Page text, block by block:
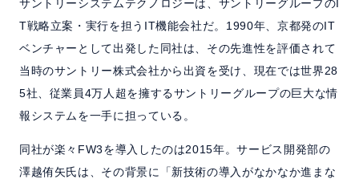
サントリーシステムテクノロジーは、サントリーグループのI
T戦略立案・実行を担うIT機能会社だ。1990年、京都発のIT
ベンチャーとして出発した同社は、その先進性を評価されて
当時のサントリー株式会社から出資を受け、現在では世界28
5社、従業員4万人超を擁するサントリーグループの巨大な情
報システムを一手に担っている。
同社が楽々FW3を導入したのは2015年。サービス開発部の
澤越侑矢氏は、その背景に「新技術の導入がなかなか進まな